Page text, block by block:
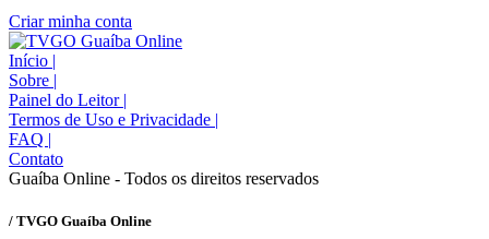
Criar minha conta
Início |
Sobre |
Painel do Leitor |
Termos de Uso e Privacidade |
FAQ |
Contato
Guaíba Online - Todos os direitos reservados
/ TVGO Guaíba Online